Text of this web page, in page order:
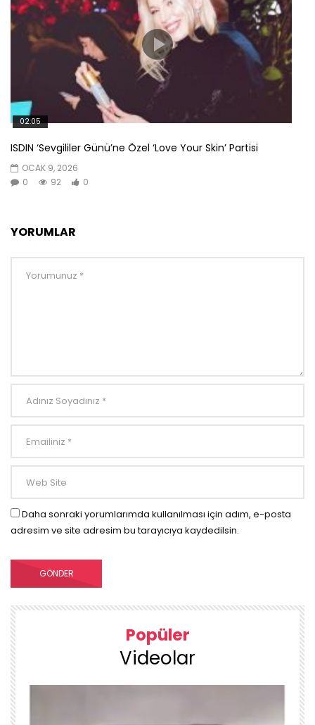
02:05
ISDIN ‘Sevgililer Günü’ne Özel ‘Love Your Skin’ Partisi
OCAK 9, 2026
0
92 0
YORUMLAR
Daha sonraki yorumlarımda kullanılması için adım, e-posta
adresim ve site adresim bu tarayıcıya kaydedilsin.
Popüler
Videolar